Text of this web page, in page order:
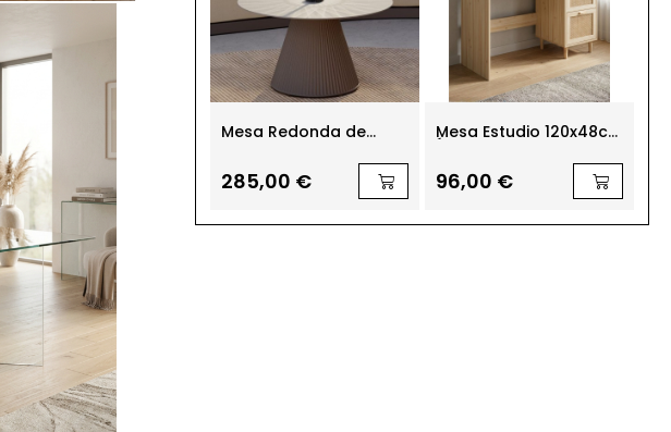
Plus Blanco Artik
67,00 €
Mesa Redonda de
285,00 €
Mesa Estudio 120x48cm.
96,00 €